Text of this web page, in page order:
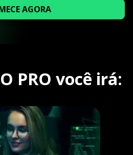
AGORA
PRO você irá: